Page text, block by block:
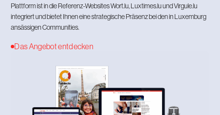
Plattform ist in die Referenz-Websites Wort.lu, Luxtimes.lu und Virgule.lu
integriert und bietet Ihnen eine strategische Präsenz bei den in Luxemburg
ansässigen Communities.
Das Angebot entdecken